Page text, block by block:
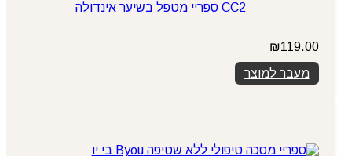
CC2 ספריי מטפל בשיער אינדולה
₪119.00
מעבר למוצר